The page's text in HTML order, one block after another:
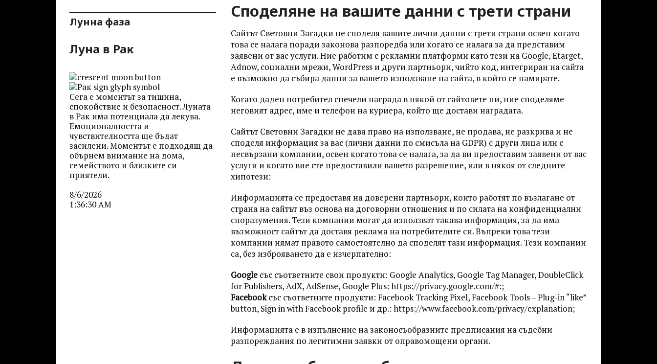
Споделяне на вашите данни с трети страни
Сайтът Световни Загадки не споделя вашите лични данни с трети страни освен когато
това се налага поради законова разпоредба или когато се налага за да представим
заявени от вас услуги. Ние работим с рекламни платформи като тези на Google, Etarget,
Adnow, социални мрежи, WordPress и други партньори, чийто код, интегриран на сайта
е възможно да събира данни за вашето използване на сайта, в който се намирате.
Когато даден потребител спечели награда в някой от сайтовете ни, ние споделяме
неговият адрес, име и телефон на куриера, който ще достави наградата.
Сайтът Световни Загадки не дава право на използване, не продава, не разкрива и не
споделя информация за вас (лични данни по смисъла на GDPR) с други лица или с
несвързани компании, освен когато това се налага, за да ви предоставим заявени от вас
услуги и когато вие сте предоставили вашето разрешение, или в някоя от следните
хипотези:
Информацията се предоставя на доверени партньори, които работят по възлагане от
страна на сайтът въз основа на договорни отношения и по силата на конфиденциални
споразумения. Тези компании могат да използват такава информация, за да има
възможност сайтът да доставя реклама на потребителите си. Въпреки това тези
компании нямат правото самостоятелно да споделят тази информация. Тези компании
са, без изброяването да е изчерпателно:
Google със съответните свои продукти: Google Analytics, Google Tag Manager, DoubleClick
for Publishers, AdX, AdSense, Google Plus: https://privacy.google.com/#:;
Facebookсъс съответните продукти: Facebook Tracking Pixel, Facebook Tools – Plug-in “like”
button, Sign in with Facebook profile и др.: https://www.facebook.com/privacy/explanation;
Информацията е в изпълнение на законосъобразните предписания на съдебни
разпореждания по легитимни заявки от оправомощени органи.
Лунна фаза
Луна в Рак
Сега е моментът за тишина,
спокойствие и безопасност. Луната
в Рак има потенциала да лекува.
Емоционалността и
чувствителността ще бъдат
засилени. Моментът е подходящ да
обърнем внимание на дома,
семейството и близките си
приятели.
8/6/2026
1:36:30 AM